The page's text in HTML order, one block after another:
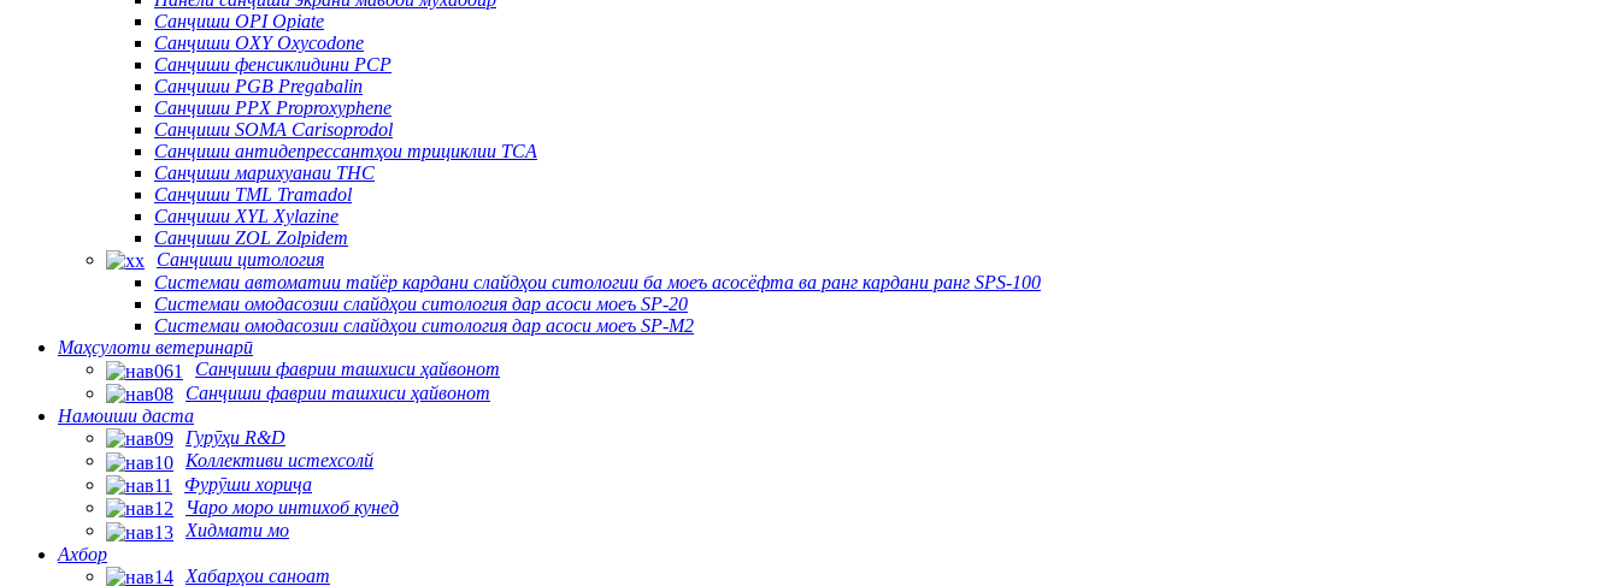
Санҷиши OPI Opiate
Санҷиши OXY Oxycodone
Санҷиши фенсиклидини PCP
Санҷиши PGB Pregabalin
Санҷиши PPX Proproxyphene
Санҷиши SOMA Carisoprodol
Санҷиши антидепрессантҳои трициклии TCA
Санҷиши марихуанаи THC
Санҷиши TML Tramadol
Санҷиши XYL Xylazine
Санҷиши ZOL Zolpidem
Санҷиши цитология
Системаи автоматии тайёр кардани слайдҳои ситологии ба моеъ асосёфта ва ранг кардани ранг SPS-100
Системаи омодасозии слайдҳои ситология дар асоси моеъ SP-20
Системаи омодасозии слайдҳои ситология дар асоси моеъ SP-M2
Маҳсулоти ветеринарӣ
Санҷиши фаврии ташхиси ҳайвонот
Санҷиши фаврии ташхиси ҳайвонот
Намоиши даста
Гурӯҳи R&D
Коллективи истехсолй
Фурӯши хориҷа
Чаро моро интихоб кунед
Хидмати мо
Ахбор
Хабарҳои саноат